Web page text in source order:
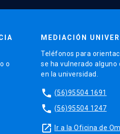
o
MEDIACIÓN
Teléfonos para
se ha vulnerado alguno
en la universidad.
phone (56)95504 1691
phone (56)95504 1247
launch Ir a la Oficina de